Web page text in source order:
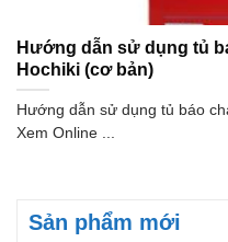
Sản phẩm mới
Hướng dẫn sử dụng tủ
Hochiki (cơ bản)
Hướng dẫn sử dụng tủ báo
Xem Online ...